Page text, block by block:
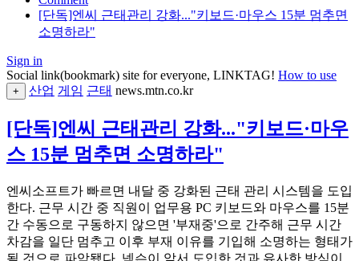
[단독]엔씨 근태관리 강화..."키보드·마우스 15분 멈추면
소명하라"
Sign in
Social link(bookmark) site for everyone, LINKTAG! How to use
+ 산업 게임 근태 news.mtn.co.kr
[단독]엔씨 근태관리 강화..."키보드·마우
스 15분 멈추면 소명하라"
엔씨소프트가 빠르면 내달 중 강화된 근태 관리 시스템을 도입
한다. 근무 시간 중 직원이 업무용 PC 키보드와 마우스를 15분
간 수동으로 구동하지 않으면 '부재중'으로 간주해 근무 시간
차감을 일단 멈추고 이후 부재 이유를 기입해 소명하는 형태가
될 것으로 파악됐다. 넥슨이 앞서 도입한 것과 유사한 방식이